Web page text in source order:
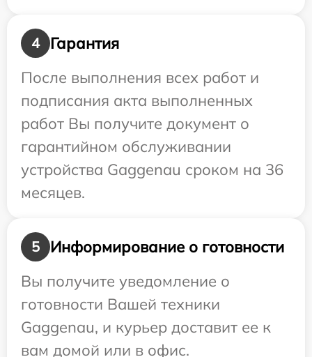
4
Гарантия
После выполнения всех работ и
подписания акта выполненных
работ Вы получите документ о
гарантийном обслуживании
устройства Gaggenau сроком на 36
месяцев.
5
Информирование о готовности
Вы получите уведомление о
готовности Вашей техники
Gaggenau, и курьер доставит ее к
вам домой или в офис.